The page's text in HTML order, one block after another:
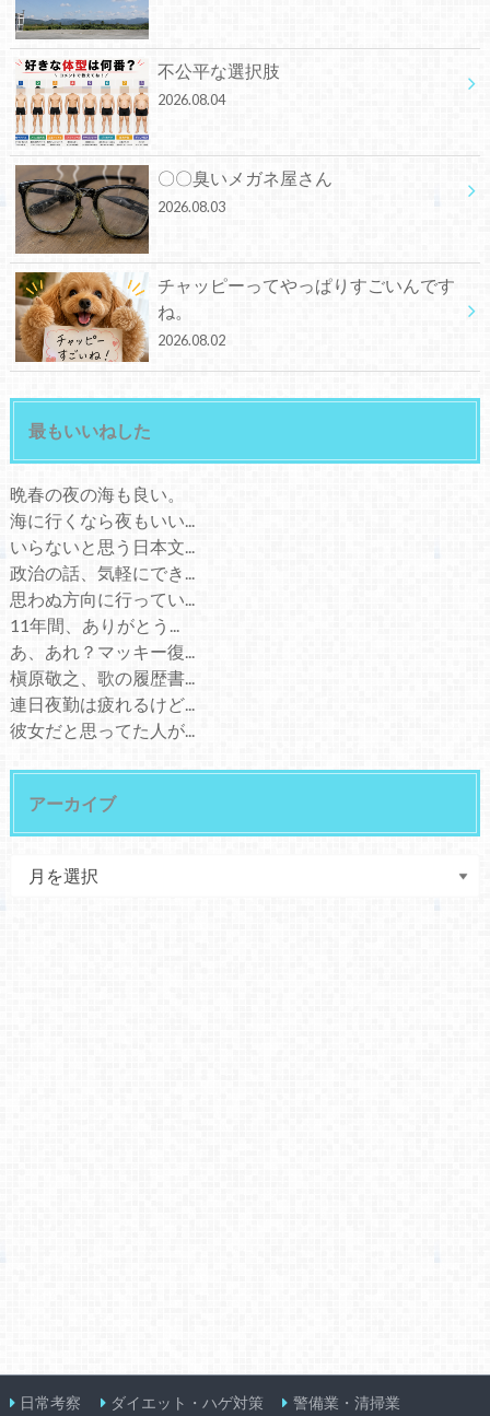
不公平な選択肢
2026.08.04
〇〇臭いメガネ屋さん
2026.08.03
チャッピーってやっぱりすごいんです
ね。
2026.08.02
最もいいねした
晩春の夜の海も良い。
海に行くなら夜もいい...
いらないと思う日本文...
政治の話、気軽にでき...
思わぬ方向に行ってい...
11年間、ありがとう...
あ、あれ？マッキー復...
槇原敬之、歌の履歴書...
連日夜勤は疲れるけど...
彼女だと思ってた人が...
アーカイブ
日常考察 ダイエット・ハゲ対策 警備業・清掃業